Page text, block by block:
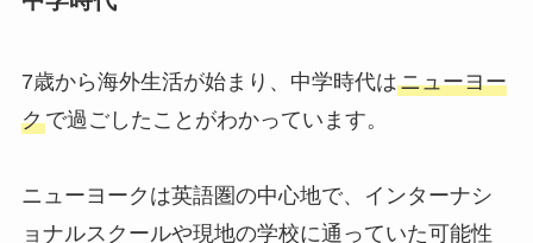
7歳から海外生活が始まり、中学時代はニューヨー
クで過ごしたことがわかっています。
ニューヨークは英語圏の中心地で、インターナシ
ョナルスクールや現地の学校に通っていた可能性